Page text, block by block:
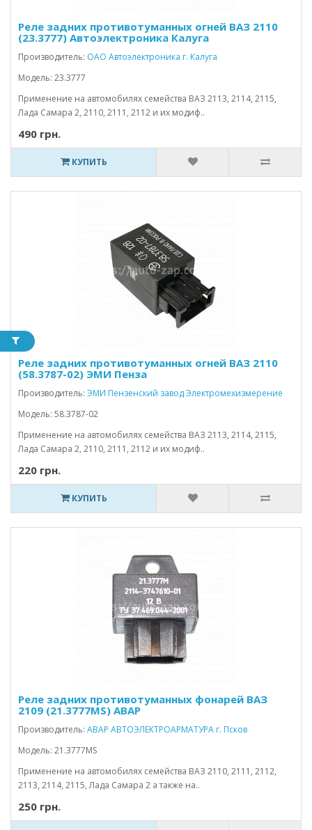
Реле задних противотуманных огней ВАЗ 2110
(23.3777) Автоэлектроника Калуга
Производитель: ОАО Автоэлектроника г. Калуга
Модель: 23.3777
Применение на автомобилях семейства ВАЗ 2113, 2114, 2115,
Лада Самара 2, 2110, 2111, 2112 и их модиф..
490 грн.
КУПИТЬ
Реле задних противотуманных огней ВАЗ 2110
(58.3787-02) ЭМИ Пенза
Производитель: ЭМИ Пензенский завод Электромехизмерение
Модель: 58.3787-02
Применение на автомобилях семейства ВАЗ 2113, 2114, 2115,
Лада Самара 2, 2110, 2111, 2112 и их модиф..
220 грн.
КУПИТЬ
Реле задних противотуманных фонарей ВАЗ
2109 (21.3777MS) АВАР
Производитель: АВАР АВТОЭЛЕКТРОАРМАТУРА г. Псков
Модель: 21.3777MS
Применение на автомобилях семейства ВАЗ 2110, 2111, 2112,
2113, 2114, 2115, Лада Самара 2 а также на..
250 грн.